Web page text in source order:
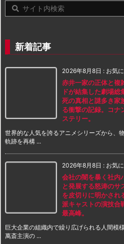
新着記事
2026年8月8日 : お気
赤井一家の正体と複
ドが結集した劇場
死の真相と謎多き家
る衝撃の記録。コナ
ステリー。
世界的な人気を誇るアニメシリーズから、
軌跡を再構 ...
2026年8月8日 : お気
会社の闇を暴く社内
と発展する怒涛のサ
を皮切りに明かされ
派キャストの演技合
最高峰。
巨大企業の組織内で繰り広げられる人間模
萬斎主演の ...